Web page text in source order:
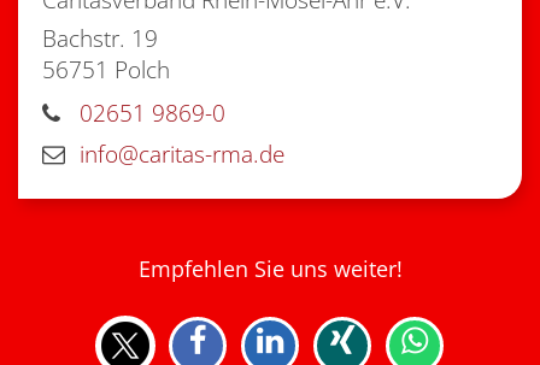
Bachstr. 19
56751 Polch
02651 9869-0
info@caritas-rma.de
Empfehlen Sie uns weiter!